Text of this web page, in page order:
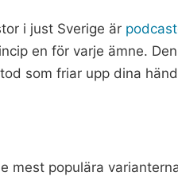
i just Sverige är
en för varje ämne.
som friar upp dina
mest populära